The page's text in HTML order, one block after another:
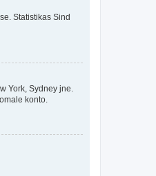
Statistikas Sind
York, Sydney jne.
konto.